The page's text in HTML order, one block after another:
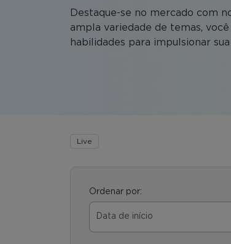
Destaque-se no mercado com
ampla variedade de temas,
habilidades para impulsionar sua
Live
Ordenar por: